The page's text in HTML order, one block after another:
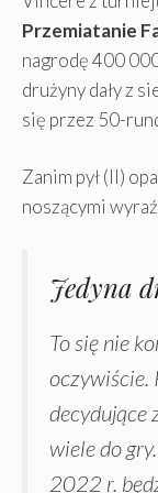
Przemiatanie
nagrodę 400
drużyny dały z
się przez 50-
Zanim pył (II)
noszącymi
Jedyna
To się nie
oczywiście.
decydujące
wiele do
2022 r.